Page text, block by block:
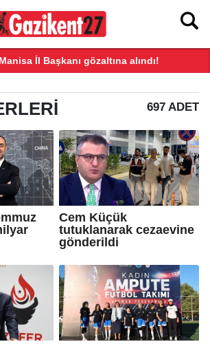
İl Başkanı gözaltına alındı!
697 ADET
Cem Küçük
tutuklanarak cezaevine
gönderildi